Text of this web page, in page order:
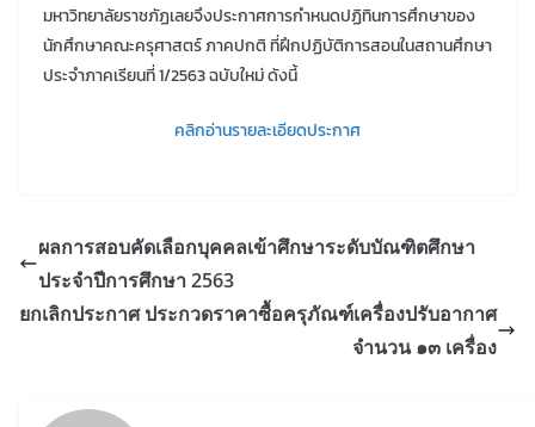
มหาวิทยาลัยราชภัฏเลยจึงประกาศการกําหนดปฏิทินการศึกษาของ
นักศึกษาคณะครุศาสตร์ ภาคปกติ ที่ฝึกปฏิบัติการสอนในสถานศึกษา
ประจําภาคเรียนที่ 1/2563 ฉบับใหม่ ดังนี้
คลิกอ่านรายละเอียดประกาศ
ผลการสอบคัดเลือกบุคคลเข้าศึกษาระดับบัณฑิตศึกษา
ประจำปีการศึกษา 2563
ยกเลิกประกาศ ประกวดราคาซื้อครุภัณฑ์เครื่องปรับอากาศ
จำนวน ๑๓ เครื่อง